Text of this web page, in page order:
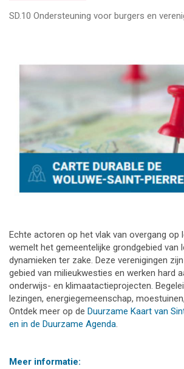
SD.10 Ondersteuning voor burgers en
Echte actoren op het vlak van overgang op
wemelt het gemeentelijke grondgebied van
dynamieken ter zake. Deze verenigingen
gebied van milieukwesties en werken hard
onderwijs- en klimaatactieprojecten.
lezingen, energiegemeenschap,
Ontdek meer op de Duurzame Kaart van
en in de Duurzame Agenda.
Meer informatie: